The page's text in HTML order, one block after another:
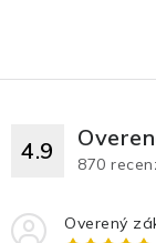
4.9 870
Overený